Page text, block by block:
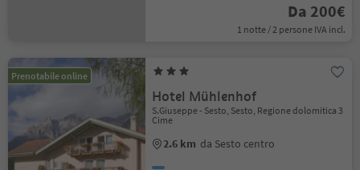
Da 200€
1 notte / 2 persone IVA incl.
Prenotabile online
Hotel Mühlenhof
S.Giuseppe - Sesto, Sesto, Regione dolomitica 3
Cime
2.6 km da Sesto centro